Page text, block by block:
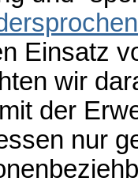
Einsatz
wir
der
nur